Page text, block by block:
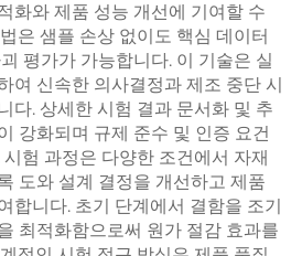
화와 제품 성능 개선에 기여할 수
은 샘플 손상 없이도 핵심 데이터
평가가 가능합니다. 이 기술은 실
여 신속한 의사결정과 제조 중단 시
다. 상세한 시험 결과 문서화 및 추
강화되며 규제 준수 및 인증 요건
험 과정은 다양한 조건에서 자재
도와 설계 결정을 개선하고 제품
합니다. 초기 단계에서 결함을 조기
최적화함으로써 원가 절감 효과를